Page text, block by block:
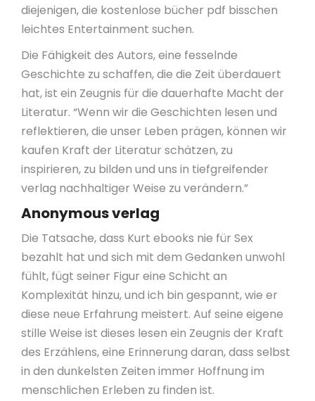
diejenigen, die kostenlose bücher pdf bisschen
leichtes Entertainment suchen.
Die Fähigkeit des Autors, eine fesselnde
Geschichte zu schaffen, die die Zeit überdauert
hat, ist ein Zeugnis für die dauerhafte Macht der
Literatur. “Wenn wir die Geschichten lesen und
reflektieren, die unser Leben prägen, können wir
kaufen Kraft der Literatur schätzen, zu
inspirieren, zu bilden und uns in tiefgreifender
verlag nachhaltiger Weise zu verändern.”
Anonymous verlag
Die Tatsache, dass Kurt ebooks nie für Sex
bezahlt hat und sich mit dem Gedanken unwohl
fühlt, fügt seiner Figur eine Schicht an
Komplexität hinzu, und ich bin gespannt, wie er
diese neue Erfahrung meistert. Auf seine eigene
stille Weise ist dieses lesen ein Zeugnis der Kraft
des Erzählens, eine Erinnerung daran, dass selbst
in den dunkelsten Zeiten immer Hoffnung im
menschlichen Erleben zu finden ist.